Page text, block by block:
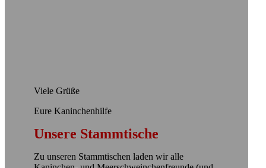
Viele Grüße
Eure Kaninchenhilfe
Unsere Stammtische
Zu unseren Stammtischen laden wir alle